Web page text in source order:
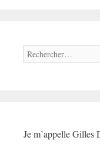
Rechercher :
Je m’appelle Gilles